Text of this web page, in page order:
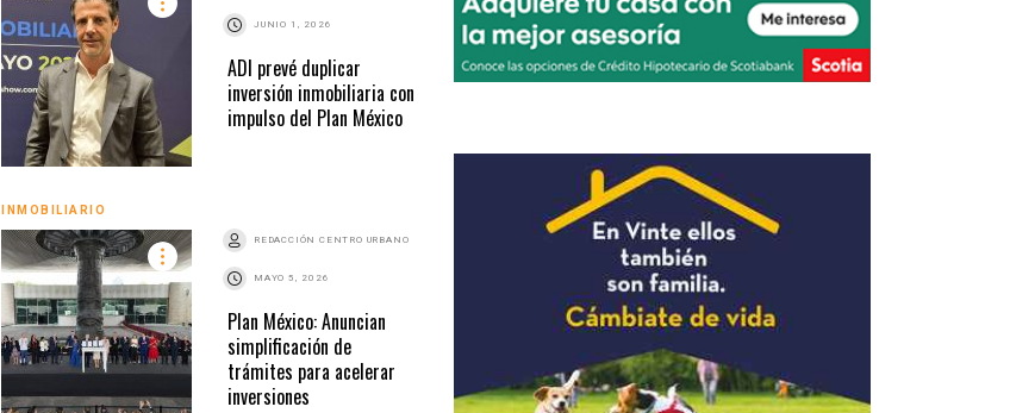
JUNIO 1, 2026
ADI prevé duplicar
inversión inmobiliaria con
impulso del Plan México
INMOBILIARIO
REDACCIÓN CENTRO URBANO
MAYO 5, 2026
Plan México: Anuncian
simplificación de
trámites para acelerar
inversiones